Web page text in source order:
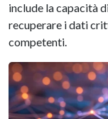
include la capacità
recuperare i dati
competenti.